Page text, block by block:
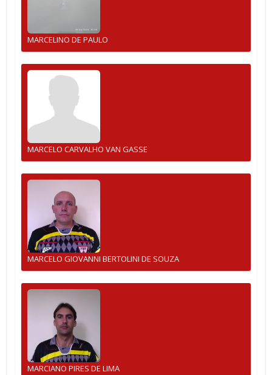
MARCELINO DE PAULO
MARCELO CARVALHO VAN GASSE
MARCELO GIOVANNI BERTOLINI DE SOUZA
MARCIANO PIRES DE LIMA